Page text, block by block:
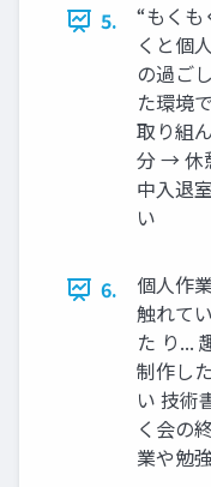
5.
“もく
くと個
の過ご
た環境
取り組
分 → 休
中入退
い
6.
個人作
触れて
た り...
制作し
い 技術
く会の
業や勉